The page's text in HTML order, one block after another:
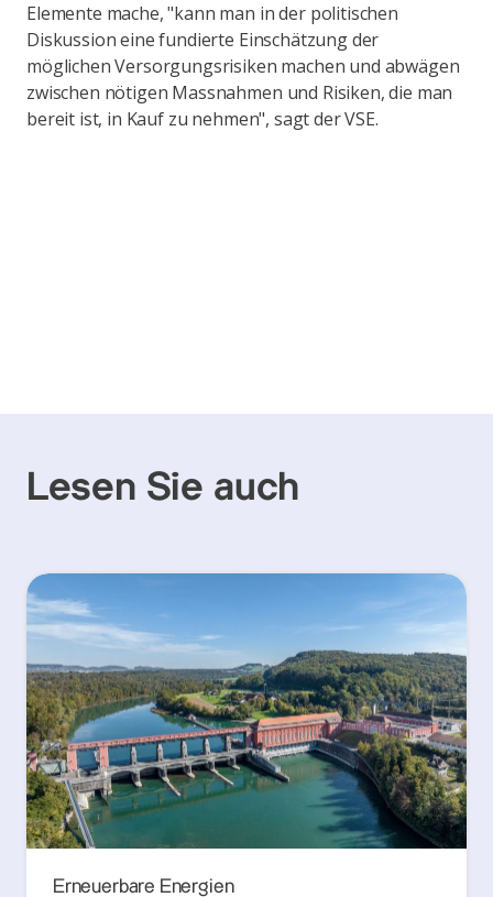
Elemente mache, "kann man in der politischen
Diskussion eine fundierte Einschätzung der
möglichen Versorgungsrisiken machen und abwägen
zwischen nötigen Massnahmen und Risiken, die man
bereit ist, in Kauf zu nehmen", sagt der VSE.
Lesen Sie auch
Erneuerbare Energien